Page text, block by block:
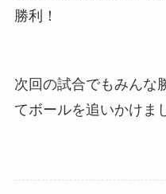
勝利！
次回の試合でもみんな
てボールを追いかけま